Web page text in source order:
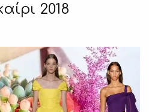
2018